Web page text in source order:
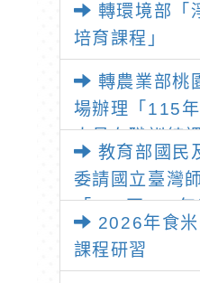
轉環境部「
培育課程」
轉農業部桃
場辦理「115
人員在職訓練
已取得食農教
格者報名參加
教育部國民
委請國立臺灣
「114至115年
校輔導計畫師
習」，請教師
2026年食米
課程研習
度身心障礙
知能研習」
轉國
理